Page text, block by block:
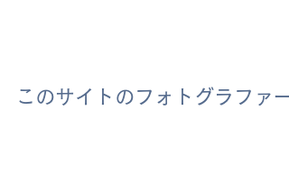
このサイトのフォトグラファ